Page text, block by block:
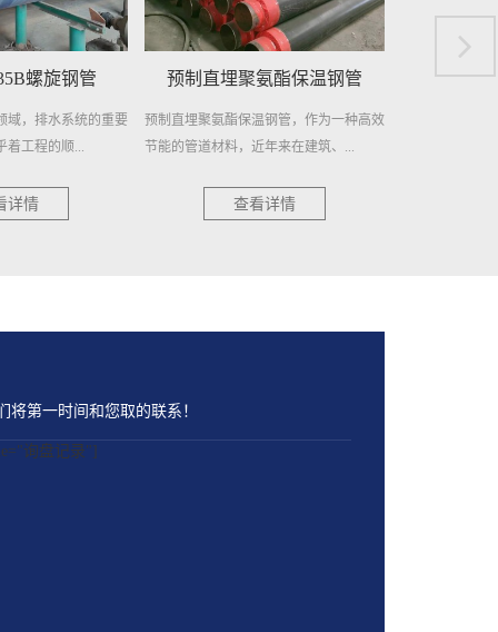
酯保温钢管
钢管，作为一种高效
来在建筑、...
详情
螺旋钢管：基建与工业的钢铁动脉
螺旋钢管：基建与工业的钢铁动脉 螺旋
钢管又称螺旋缝焊管，是以热轧...
查看详情
埋地排污
将第一时间和您取的联系！
询盘记录"]